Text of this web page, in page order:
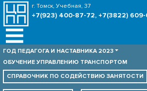
г. Томск, Учебная, 37
+7(923) 400-87-72, +7(3822)
ГОД ПЕДАГОГА И НАСТАВНИКА 2023
ОБУЧЕНИЕ УПРАВЛЕНИЮ ТРАНСПОРТОМ
СПРАВОЧНИК ПО СОДЕЙСТВИЮ ЗАНЯТОСТИ